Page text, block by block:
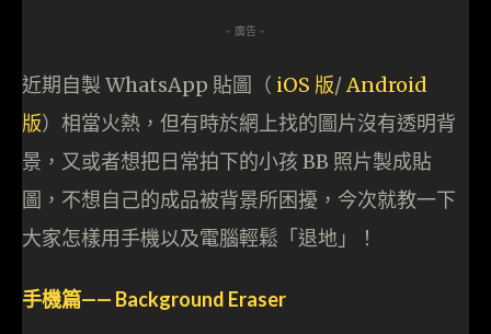
- 廣告 -
近期自製 WhatsApp 貼圖（ iOS 版/Android
版）相當火熱，但有時於網上找的圖片沒有透明背
景，又或者想把日常拍下的小孩 BB 照片製成貼
圖，不想自己的成品被背景所困擾，今次就教一下
大家怎樣用手機以及電腦輕鬆「退地」！
手機篇—— Background Eraser